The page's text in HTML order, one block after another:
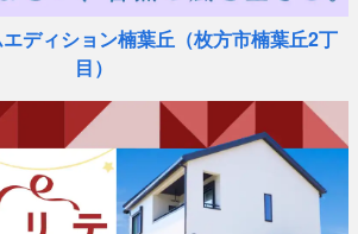
ディション楠葉丘（枚方市楠葉丘2丁
目）